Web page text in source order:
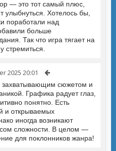
— это тот самый плюс,
улыбнуться. Хотелось бы,
поработали над
больше
Так что игра тягает на
стремиться.
2025 20:01
захватывающим сюжетом и
Графика радует глаз,
понятно. Есть
и открываемых
иногда возникают
сложности. В целом —
для поклонников жанра!